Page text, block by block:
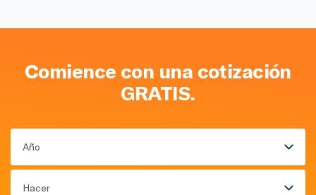
Comience con una cotización
GRATIS.
Año
Hacer